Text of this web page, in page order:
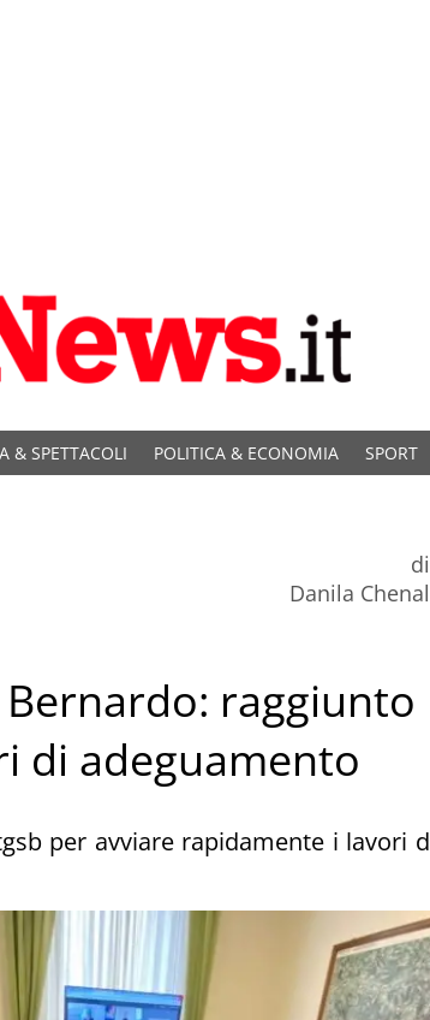
& SPETTACOLI POLITICA & ECONOMIA SPORT
di
Danila Chenal
raggiunto
di adeguamento
per avviare rapidamente i lavori